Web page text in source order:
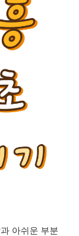
아쉬운 부분